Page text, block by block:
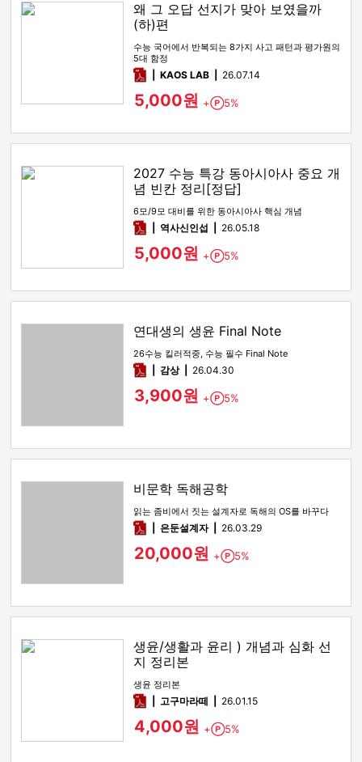
왜 그 오답 선지가 맞아 보였을까
(하)편
수능 국어에서 반복되는 8가지 사고 패턴과 평가원의
5대 함정
pdfKAOS LAB 26.07.14
5,000원 + Point
5%
2027 수능 특강 동아시아사 중요 개
념 빈칸 정리[정답]
6모/9모 대비를 위한 동아시아사 핵심 개념
pdf역사신인섭 26.05.18
5,000원 + Point
5%
연대생의 생윤 Final Note
26수능 킬러적중, 수능 필수 Final Note
pdf감상​ 26.04.30
3,900원 + Point
5%
비문학 독해공학
읽는 좀비에서 짓는 설계자로 독해의 OS를 바꾸다
pdf은둔설계자 26.03.29
20,000원 + Point
5%
생윤/생활과 윤리 ) 개념과 심화 선
지 정리본
생윤 정리본
pdf고구마라떼 26.01.15
4,000원 + Point
5%